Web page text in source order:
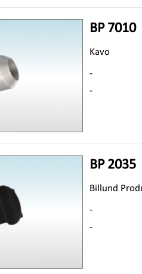
BP 7010
Kavo
-
-
BP 2035
Billund
-
-